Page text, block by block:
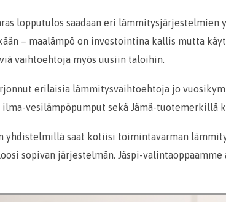
lopputulos saadaan eri
– maalämpö on investointina kallis mutta
vaihtoehtoja myös uusiin taloihin.
erilaisia lämmitysvaihtoehtoja jo
vesilämpöpumput sekä Jämä-tuotemerkillä
saat kotiisi toimintavarman
sopivan järjestelmän. Jäspi-